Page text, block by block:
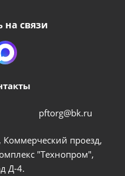
на связи
pftorg@bk.ru
Коммерческий проезд,
"Технопром",
Д-4.